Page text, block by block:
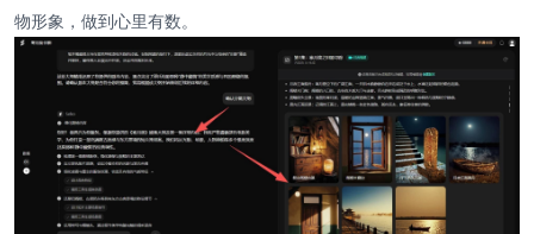
物形象，做到心里有数。